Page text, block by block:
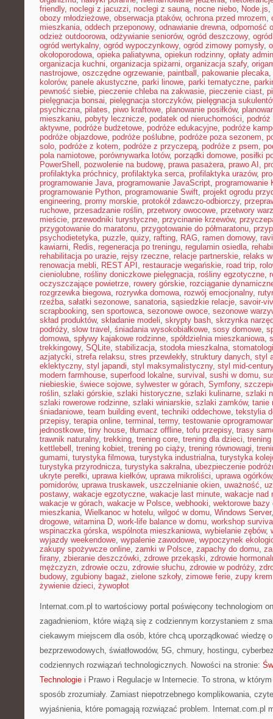
friendly, noclegi z jacuzzi, noclegi z sauną, nocne niebo, Node.js,
obozy młodzieżowe, obserwacja ptaków, ochrona przed mrozem,
mieszkania, oddech przeponowy, odnawianie drewna, odporność
odzież outdoorowa, odżywianie seniorów, ogród deszczowy,
ogród wertykalny, ogród wypoczynkowy, ogród zimowy pomysły,
okołoporodowa, opieka paliatywna, opiekun rodzinny, opłaty
organizacja kuchni, organizacja spiżarni, organizacja szafy,
nastrojowe, oszczędne ogrzewanie, paintball , pakowanie plecaka,
kolorów, panele akustyczne, parki linowe, parki tematyczne,
pewność siebie, pieczenie chleba na zakwasie, pieczenie ciast,
pielęgnacja bonsai, pielęgnacja storczyków, pielęgnacja
psychiczna, pilates, piwo kraftowe, planowanie posiłków,
mieszkaniu, pobyty lecznicze, podatek od nieruchomości, podróż
aktywne, podróże budżetowe, podróże edukacyjne, podróże
podróże objazdowe, podróże poślubne, podróże poza sezonem,
solo, podróże z kotem, podróże z przyczepą, podróże z psem,
pola namiotowe, porównywarka lotów, porządki domowe, posiłki
PowerShell , pozwolenie na budowę, prawa pasażera, prawo AI ,
profilaktyka próchnicy, profilaktyka serca, profilaktyka urazów,
programowanie Java, programowanie JavaScript, programowanie
programowanie Python, programowanie Swift, projekt ogrodu
engineering, promy morskie, protokół zdawczo-odbiorczy,
ruchowe, przesadzanie roślin, przetwory owocowe, przetwory
mieście, przewodniki turystyczne, przycinanie krzewów,
przygotowanie do maratonu, przygotowanie do półmaratonu,
psychodietetyka, puzzle, quizy, rafting, RAG, ramen domowy,
kawiarni, Redis, regeneracja po treningu, regulamin osiedla,
rehabilitacja po urazie, rejsy rzeczne, relacje partnerskie, relaks
renowacja mebli, REST API , restauracje wegańskie, road trip,
cieniolubne, rośliny doniczkowe pielęgnacja, rośliny egzotyczne,
oczyszczające powietrze, rowery górskie, rozciąganie
rozgrzewka biegowa, rozrywka domowa, rozwój emocjonalny,
rzeźba, sałatki sezonowe, sanatoria, sąsiedzkie relacje, savoir-
scrapbooking, sen sportowca, sezonowe owoce, sezonowe
skład produktów, składanie modeli, skrypty bash, skrzynka
podróży, slow travel , śniadania wysokobiałkowe, sosy domowe,
domowa, spływy kajakowe rodzinne, spółdzielnia mieszkaniowa,
trekkingowy, SQLite, stabilizacja, stodoła mieszkalna,
azjatycki, strefa relaksu, stres przewlekły, struktury danych, styl
eklektyczny, styl japandi, styl maksymalistyczny, styl mid-century
modern farmhouse, superfood lokalne, survival , sushi w domu,
niebieskie, świece sojowe, sylwester w górach, Symfony,
roślin, szlaki górskie, szlaki historyczne, szlaki kulinarne, szlaki
szlaki rowerowe rodzinne, szlaki winiarskie, szlaki zamków, tanie
śniadaniowe, team building event, techniki oddechowe, tekstylia
przepisy, terapia online, terminal , termy, testowanie
jednostkowe, tiny house, tłumacz offline, tofu przepisy, trasy
trawnik naturalny, trekking, trening core, trening dla dzieci,
kettlebell , trening kobiet, trening po ciąży, trening równowagi,
gumami, turystyka filmowa, turystyka industrialna, turystyka
turystyka przyrodnicza, turystyka sakralna, ubezpieczenie
ukryte perełki, uprawa kiełków, uprawa mikroliści, uprawa ogórków
pomidorów, uprawa truskawek, uszczelnianie okien, uważność,
postawy, wakacje egzotyczne, wakacje last minute, wakacje nad
wakacje w górach, wakacje w Polsce, webhooki, wektorowe bazy
mieszkania, Wielkanoc w hotelu, wilgoć w domu, Windows Server
drogowe, witamina D, work-life balance w domu, workshop
wspinaczka górska, wspólnota mieszkaniowa, wybielanie zębów,
wyjazdy weekendowe, wypalenie zawodowe, wypoczynek
zakupy spożywcze online, zamki w Polsce, zapachy do domu,
firany, zbieranie deszczówki, zdrowe przekąski, zdrowie
mężczyzn, zdrowie oczu, zdrowie słuchu, zdrowie w podróży,
budowy, zgubiony bagaż, zielone szkoły, zimowe ferie, zupy krem
żywienie dzieci, żywopłot
Internat.com.pl to wartościowy portal poświęcony technologiom
zagadnieniom, które wiążą się z codziennym korzystaniem z
ciekawym miejscem dla osób, które chcą uporządkować wiedzę
bezprzewodowych, światłowodów, 5G, chmury, hostingu,
codziennych rozwiązań technologicznych. Nowości na stronie:
Technologie i Prawo i Regulacje w Internecie. To strona, w
sposób zrozumiały. Zamiast niepotrzebnego komplikowania,
wyjaśnienia, które pomagają rozwiązać problem. Internat.com.pl